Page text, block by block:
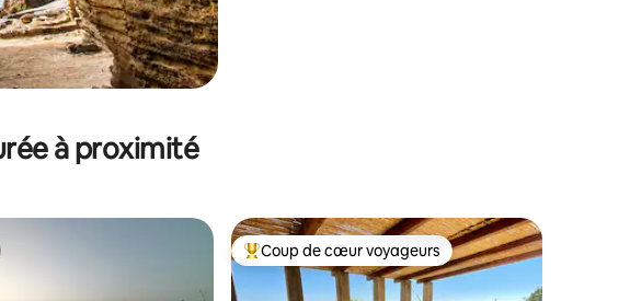
à proximité
Coups de cœur voyageurs les plus appréciés
Coup de cœur voyageurs